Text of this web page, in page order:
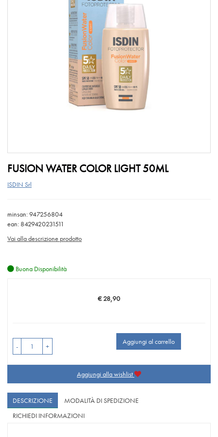
FUSION WATER COLOR LIGHT 50ML
ISDIN Srl
minsan: 947256804
ean: 8429420231511
Vai alla descrizione prodotto
Buona Disponibilità
Prezzo
€ 28,90
- +
Aggiungi al carrello
Aggiungi alla wishlist
DESCRIZIONE
MODALITÀ DI SPEDIZIONE
RICHIEDI INFORMAZIONI